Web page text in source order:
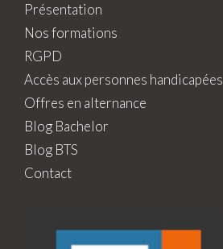
Présentation
Nos formations
RGPD
Accès aux personnes handicapées
Offres en alternance
Blog Bachelor
Blog BTS
Contact